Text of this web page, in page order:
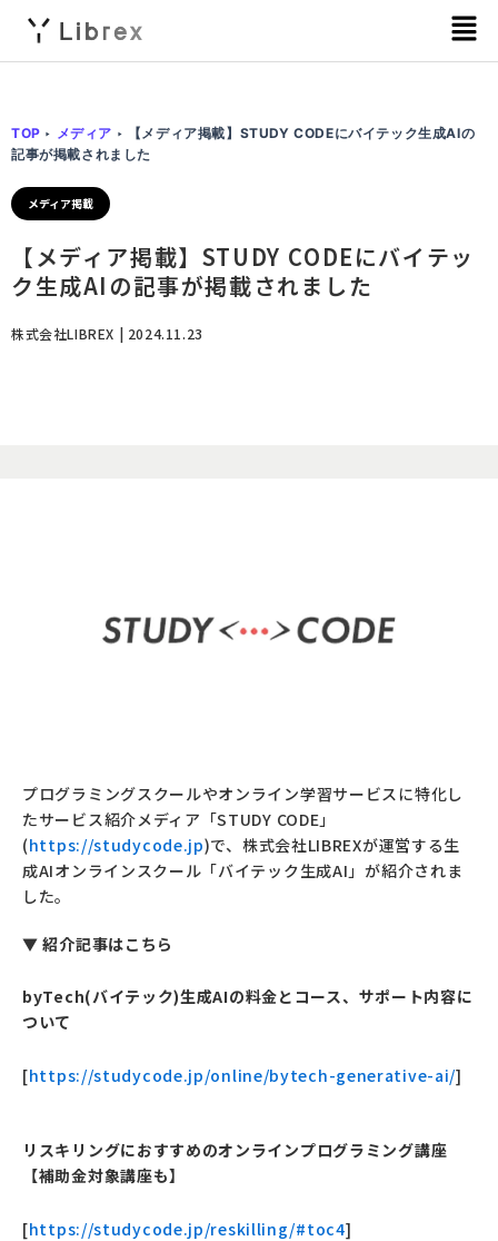
メ
ニ
ュ
TOP ‣ メディア ‣ 【メディア掲載】STUDY CODEにバイテック生成AIの
記事が掲載されました
メディア掲載
【メディア掲載】STUDY CODEにバイテッ
ク生成AIの記事が掲載されました
株式会社LIBREX | 2024.11.23
プログラミングスクールやオンライン学習サービスに特化し
たサービス紹介メディア「STUDY CODE」
(https://studycode.jp)で、株式会社LIBREXが運営する生
成AIオンラインスクール「バイテック生成AI」が紹介されま
した。
▼ 紹介記事はこちら
byTech(バイテック)生成AIの料金とコース、サポート内容に
ついて
[https://studycode.jp/online/bytech-generative-ai/]
リスキリングにおすすめのオンラインプログラミング講座
【補助金対象講座も】
[https://studycode.jp/reskilling/#toc4]